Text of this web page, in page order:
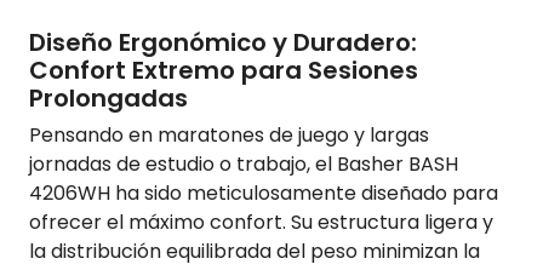
Diseño Ergonómico y Duradero:
Confort Extremo para Sesiones
Prolongadas
Pensando en maratones de juego y largas
jornadas de estudio o trabajo, el Basher BASH
4206WH ha sido meticulosamente diseñado para
ofrecer el máximo confort. Su estructura ligera y
la distribución equilibrada del peso minimizan la